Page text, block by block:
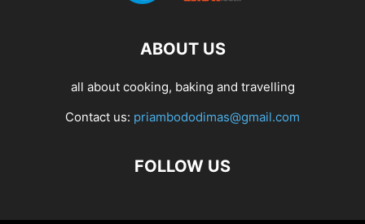
ABOUT US
all about cooking, baking and travelling
Contact us: priambododimas@gmail.com
FOLLOW US